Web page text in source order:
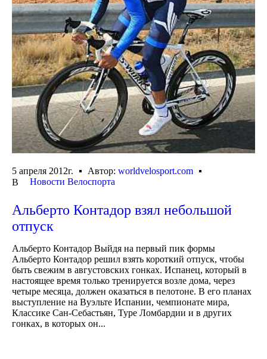
5 апреля 2012г. Автор: worldvelosport.com
В
Новости Велоспорта
Альберто Контадор взял небольшой
отпуск
Альберто Контадор Выйдя на первый пик формы
Альберто Контадор решил взять короткий отпуск, чтобы
быть свежим в августовских гонках. Испанец, который в
настоящее время только тренируется возле дома, через
четыре месяца, должен оказаться в пелотоне. В его планах
выступление на Вуэльте Испании, чемпионате мира,
Классике Сан-Себастьян, Туре Ломбардии и в других
гонках, в которых он...